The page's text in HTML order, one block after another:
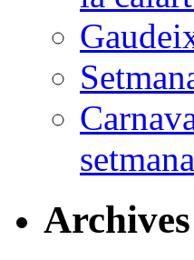
setmana
Archives